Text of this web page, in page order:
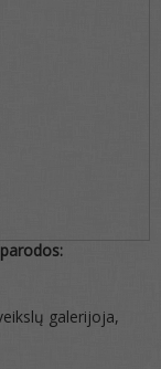
galerijoja,